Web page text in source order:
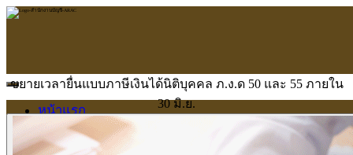
หน้าแรก
ARAC
ข้อมูลบริษัท
ขยายเวลายื่นแบบภาษีเงินได้นิติบุคคล ภ.ง.ด 50 และ 55 ภายใน
30 มิ.ย.